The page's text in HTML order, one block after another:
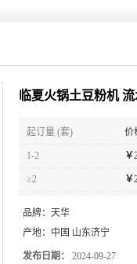
临夏火锅土豆粉机
起订量 (套) 价
1-2 ￥
≥2 ￥
品牌： 天华
产地： 中国 山东济宁
发布日期： 2024-09-27